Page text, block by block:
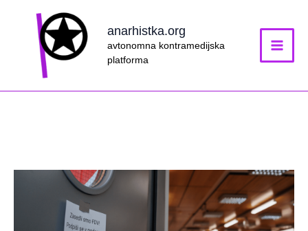
anarhistka.org
avtonomna kontramedijska
platforma